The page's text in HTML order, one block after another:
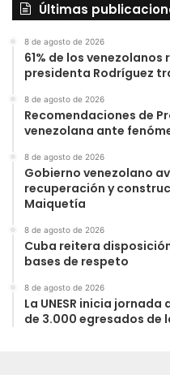
Últimas
8 de agosto de 2026
61% de los
presidenta Rodríguez
8 de agosto de 2026
Recomendaciones de
venezolana ante
8 de agosto de 2026
Gobierno venezolano
recuperación y
Maiquetía
8 de agosto de 2026
Cuba reitera
bases de respeto
8 de agosto de 2026
La UNESR inicia
de 3.000 egresados de